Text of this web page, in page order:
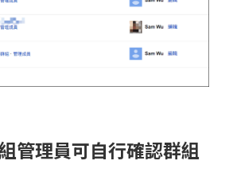
管理員可自行確認群組